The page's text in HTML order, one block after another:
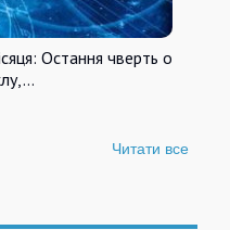
Остання чверть о
Читати все